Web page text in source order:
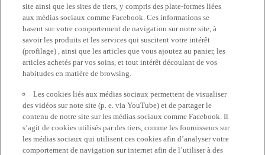
site ainsi que les sites de tiers, y compris des plate-formes liées
aux médias sociaux comme Facebook. Ces informations se
basent sur votre comportement de navigation sur notre site, à
savoir les produits et les services qui suscitent votre intérêt
(profilage) , ainsi que les articles que vous ajoutez au panier, les
articles achetés par vos soins, et tout intérêt découlant de vos
habitudes en matière de browsing.
Les cookies liés aux médias sociaux permettent de visualiser
des vidéos sur note site (p. e. via YouTube) et de partager le
contenu de notre site sur les médias sociaux comme Facebook. Il
s’agit de cookies utilisés par des tiers, comme les fournisseurs sur
les médias sociaux qui utilisent ces cookies afin d’analyser votre
comportement de navigation sur internet afin de l’utiliser à des